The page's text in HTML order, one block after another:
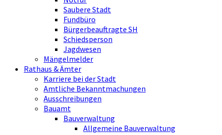
Saubere Stadt
Fundbüro
Bürgerbeauftragte SH
Schiedsperson
Jagdwesen
Mängelmelder
Rathaus & Ämter
Karriere bei der Stadt
Amtliche Bekanntmachungen
Ausschreibungen
Bauamt
Bauverwaltung
Allgemeine Bauverwaltung